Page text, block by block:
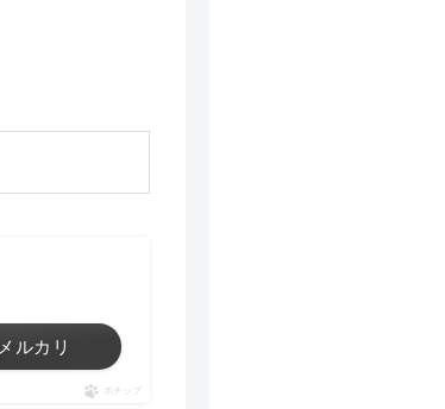
メルカリ
ポチップ